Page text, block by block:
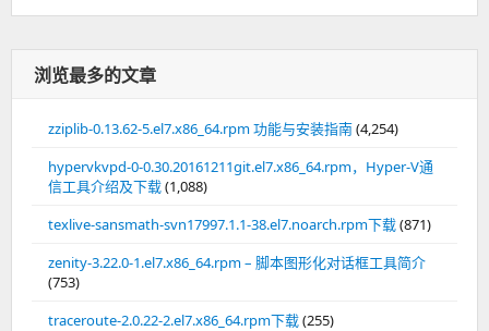
浏览最多的文章
zziplib-0.13.62-5.el7.x86_64.rpm 功能与安装指南(4,254)
hypervkvpd-0-0.30.20161211git.el7.x86_64.rpm，Hyper-V通
信工具介绍及下载(1,088)
texlive-sansmath-svn17997.1.1-38.el7.noarch.rpm下载(871)
zenity-3.22.0-1.el7.x86_64.rpm – 脚本图形化对话框工具简介
(753)
traceroute-2.0.22-2.el7.x86_64.rpm下载(255)